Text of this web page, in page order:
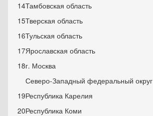
14Тамбовская область
15Тверская область
16Тульская область
17Ярославская область
18г. Москва
Северо-Западный федеральный округ
19Республика Карелия
20Республика Коми